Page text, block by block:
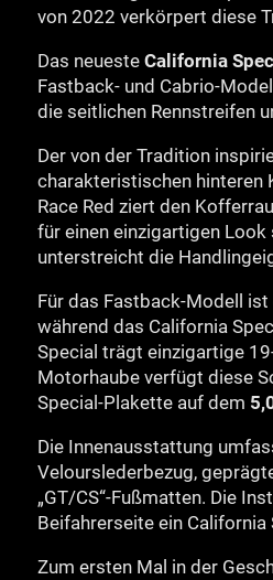
von 2022 verkörpert diese
Das neueste California
Fastback- und Cabrio-
die seitlichen Rennstreifen
Der von der Tradition
charakteristischen hinteren
Race Red ziert den
für einen einzigartigen
unterstreicht die
Für das Fastback-Modell
während das California
Special trägt einzigartige
Motorhaube verfügt diese
Special-Plakette auf dem
Die Innenausstattung
Velourslederbezug,
„GT/CS“-Fußmatten. Die
Beifahrerseite ein California
Zum ersten Mal in der